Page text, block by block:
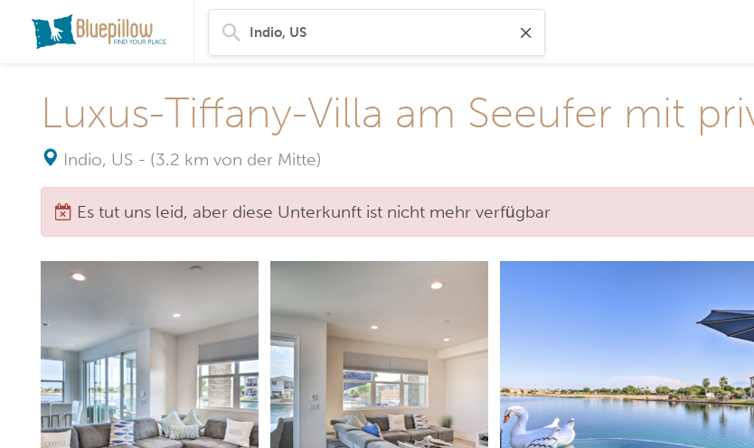
Luxus-Tiffany-Villa am Seeufer mit
Indio, US - (3.2 km von der Mitte)
Es tut uns leid, aber diese Unterkunft ist nicht mehr verfügbar